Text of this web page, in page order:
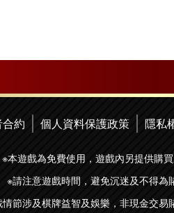
約 個人資料保護政策 隱私
※本遊戲為免費使用，遊戲內另提供購
※請注意遊戲時間，避免沉迷及不得為
節涉及棋牌益智及娛樂，非現金交易